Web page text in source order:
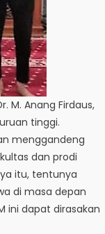
M. Anang Firdaus,
tinggi.
menggandeng
dan prodi
itu, tentunya
di masa depan
ini dapat dirasakan